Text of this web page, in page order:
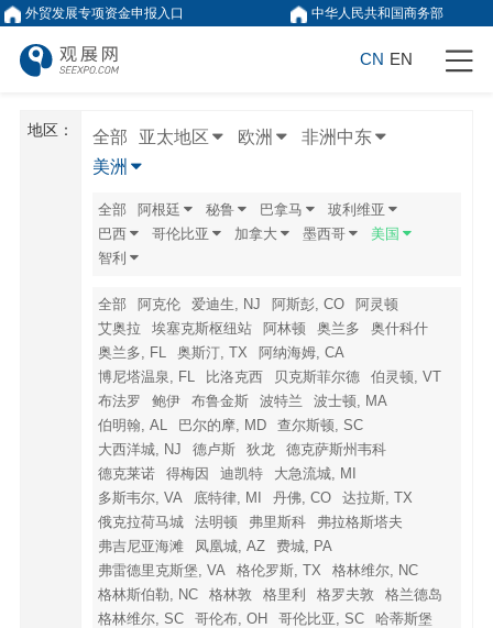
外贸发展专项资金申报入口 中华人民共和国商务部
CN EN
地区： 全部 亚太地区 欧洲
非洲中东
美洲
全部 阿根廷 秘鲁 巴拿马
玻利维亚
巴西
哥伦比亚 加拿大 墨西哥
美国
智利
全部 阿克伦 爱迪生, NJ 阿斯彭, CO
阿灵顿
艾奥拉
埃塞克斯枢纽站 阿林顿 奥兰多
奥什科什
奥兰多, FL
奥斯汀, TX
阿纳海姆, CA
博尼塔温泉, FL
比洛克西 贝克斯菲尔德
伯灵顿, VT
布法罗
鲍伊 布鲁金斯 波特兰
波士顿, MA
伯明翰, AL
巴尔的摩, MD
查尔斯顿, SC
大西洋城, NJ
德卢斯 狄龙
德克萨斯州韦科
德克莱诺
得梅因 迪凯特
大急流城, MI
多斯韦尔, VA
底特律, MI 丹佛, CO
达拉斯, TX
俄克拉荷马城
法明顿 弗里斯科
弗拉格斯塔夫
弗吉尼亚海滩
凤凰城, AZ
费城, PA
弗雷德里克斯堡, VA
格伦罗斯, TX
格林维尔, NC
格林斯伯勒, NC
格林敦 格里利 格罗夫敦
格兰德岛
格林维尔, SC
哥伦布, OH 哥伦比亚, SC
哈蒂斯堡